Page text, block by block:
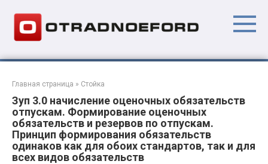
контенту
Главная страница » Стойка
Зуп 3.0 начисление оценочных обязательств
отпускам. Формирование оценочных
обязательств и резервов по отпускам.
Принцип формирования обязательств
одинаков как для обоих стандартов, так и для
всех видов обязательств